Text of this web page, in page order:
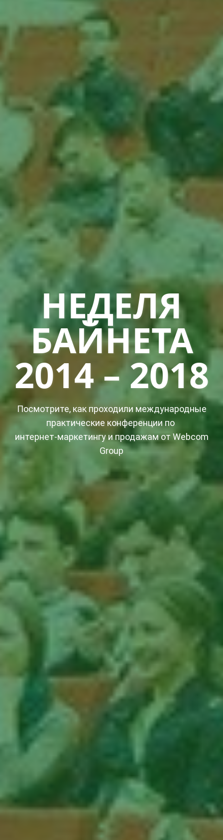
НЕДЕЛЯ
БАЙНЕТА
2014 – 2018
Посмотрите, как проходили международные
практические конференции по
интернет-маркетингу и продажам от Webcom
Group